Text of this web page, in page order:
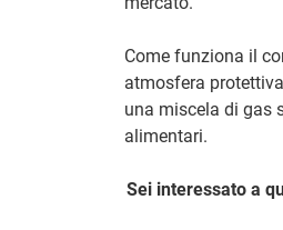
Come funziona il
atmosfera
una miscela di gas
alimentari.
Sei interessato a